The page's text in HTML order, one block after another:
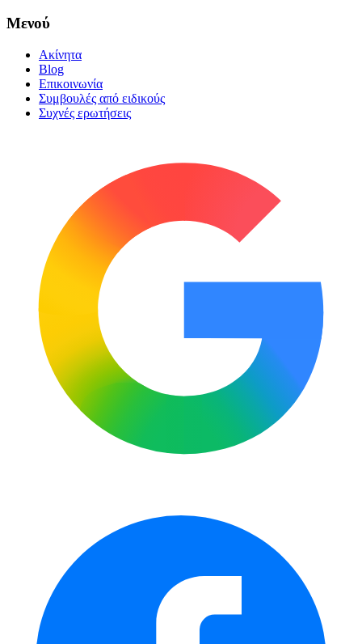
Μενού
Ακίνητα
Blog
Επικοινωνία
Συμβουλές από ειδικούς
Συχνές ερωτήσεις